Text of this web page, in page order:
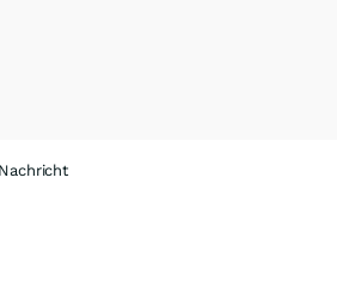
Nachricht